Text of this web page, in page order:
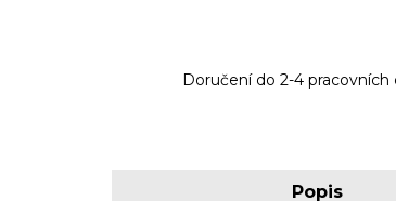
Doručení do 2-4 pracovních
Popis